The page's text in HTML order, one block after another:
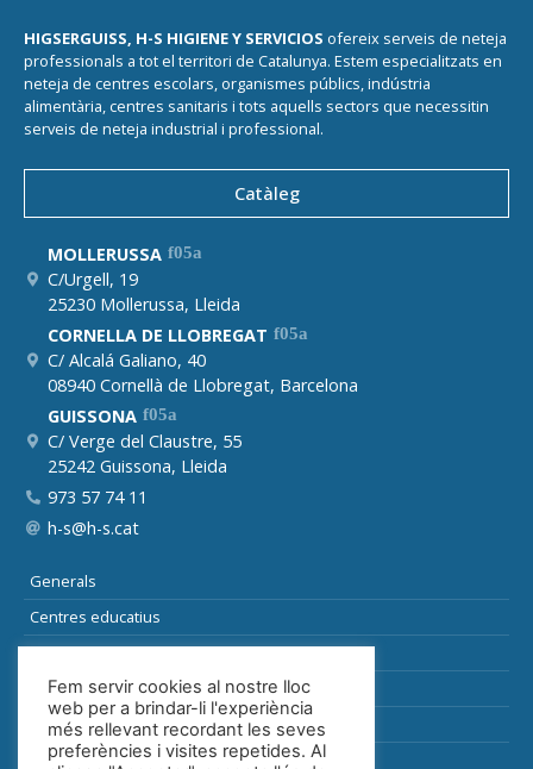
HIGSERGUISS, H-S HIGIENE Y SERVICIOS ofereix serveis de neteja
professionals a tot el territori de Catalunya. Estem especialitzats en
neteja de centres escolars, organismes públics, indústria
alimentària, centres sanitaris i tots aquells sectors que necessitin
serveis de neteja industrial i professional.
Catàleg
MOLLERUSSA
C/Urgell, 19
25230 Mollerussa, Lleida
CORNELLA DE LLOBREGAT
C/ Alcalá Galiano, 40
08940 Cornellà de Llobregat, Barcelona
GUISSONA
C/ Verge del Claustre, 55
25242 Guissona, Lleida
973 57 74 11
h-s@h-s.cat
Generals
Centres educatius
Sòls
Especials i auxiliars
Indústria
Sanitària
Fem servir cookies al nostre lloc
web per a brindar-li l'experiència
més rellevant recordant les seves
preferències i visites repetides. Al